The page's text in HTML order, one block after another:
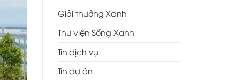
Giải thưởng Xanh
Thư viện Sống Xanh
Tin dịch vụ
Tin dự án